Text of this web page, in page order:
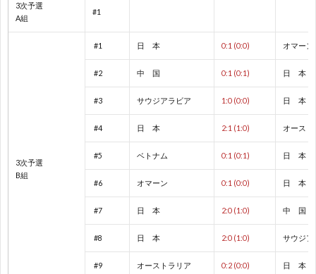
オ
ピ
3次予選
A組
#1
3次予選
B組
#1 日 本 0:1 (0:0) オマーン
#2 中 国 0:1 (0:1) 日 本
#3 サウジアラビア 1:0 (0:0) 日 本
#4 日 本 2:1 (1:0) オースト
#5 ベトナム 0:1 (0:1) 日 本
#6 オマーン 0:1 (0:0) 日 本
#7 日 本 2:0 (1:0) 中 国
#8 日 本 2:0 (1:0) サウジア
#9 オーストラリア 0:2 (0:0) 日 本